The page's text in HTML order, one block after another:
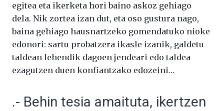
egitea eta ikerketa hori baino askoz gehiago
dela. Nik zortea izan dut, eta oso gustura nago,
baina gehiago hausnartzeko gomendatuko nioke
edonori: sartu probatzera ikasle izanik, galdetu
taldean lehendik dagoen jendeari edo taldea
ezagutzen duen konfiantzako edozeini…
.- Behin tesia amaituta, ikertzen